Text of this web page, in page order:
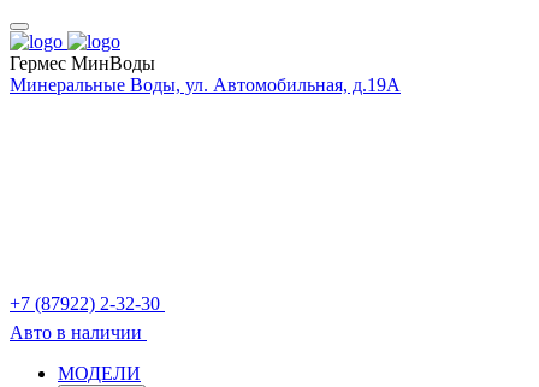
Гермес МинВоды
Минеральные Воды, ул. Автомобильная, д.19А
+7 (87922) 2-32-30
Авто в наличии
МОДЕЛИ